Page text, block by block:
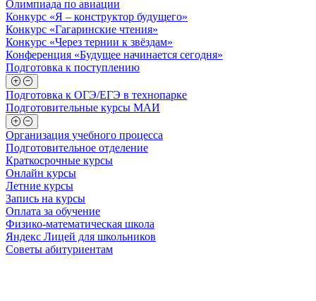
Олимпиада по авиации
Конкурс «Я – конструктор будущего»
Конкурс «Гагаринские чтения»
Конкурс «Через тернии к звёздам»
Конференция «Будущее начинается сегодня»
Подготовка к поступлению
Подготовка к ОГЭ/ЕГЭ в технопарке
Подготовительные курсы МАИ
Организация учебного процесса
Подготовительное отделение
Краткосрочные курсы
Онлайн курсы
Летние курсы
Запись на курсы
Оплата за обучение
Физико-математическая школа
Яндекс Лицей для школьников
Советы абитуриентам